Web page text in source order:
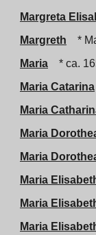
Margreta
Margreth
*
Maria
* ca.
Maria Catarina
Maria
Maria
Maria
Maria
Maria
Maria